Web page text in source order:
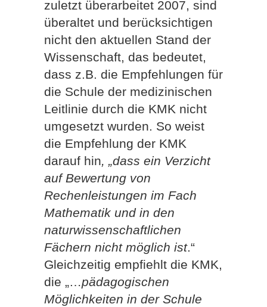
zuletzt überarbeitet 2007, sind
überaltet und berücksichtigen
nicht den aktuellen Stand der
Wissenschaft, das bedeutet,
dass z.B. die Empfehlungen für
die Schule der medizinischen
Leitlinie durch die KMK nicht
umgesetzt wurden. So weist
die Empfehlung der KMK
darauf hin, „dass ein Verzicht
auf Bewertung von
Rechenleistungen im Fach
Mathematik und in den
naturwissenschaftlichen
Fächern nicht möglich ist.“
Gleichzeitig empfiehlt die KMK,
die „…pädagogischen
Möglichkeiten in der Schule